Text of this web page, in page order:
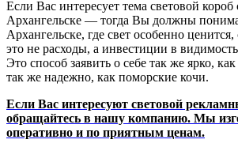
Если Вас интересует тема световой
Архангельске — тогда Вы должны
Архангельске, где свет особенно
это не расходы, а инвестиции в
Это способ заявить о себе так же ярко,
так же надежно, как поморские кочи.
Если Вас интересуют световой
обращайтесь в нашу компанию. Мы
оперативно и по приятным ценам.